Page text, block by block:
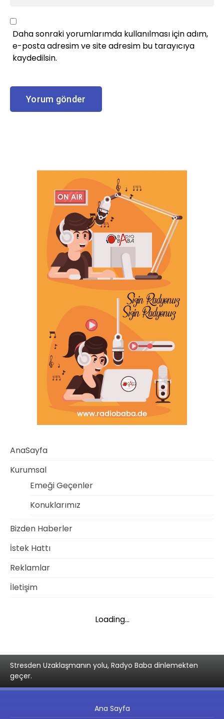
Daha sonraki yorumlarımda kullanılması için adım,
e-posta adresim ve site adresim bu tarayıcıya
kaydedilsin.
AnaSayfa
Kurumsal
Emeği Geçenler
Konuklarımız
Bizden Haberler
İstek Hattı
Reklamlar
İletişim
Loading...
Stresden Uzaklaşmanın yolu, Radyo Baba dinlemekten
geçer.
Ana Sayfa